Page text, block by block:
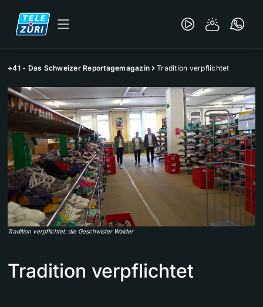
+41 - Das Schweizer Reportagemagazin Tradition verpflichtet
Tradition verpflichtet: die Geschwister Walder
Tradition verpflichtet